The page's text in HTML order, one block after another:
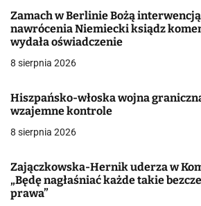
a
c
j
a
w
i
s
Zamach w Berlinie Bożą
nawrócenia Niemiecki ksiądz
wydała oświadczenie
8 sierpnia 2026
Hiszpańsko-włoska wojna
wzajemne kontrole
8 sierpnia 2026
Zajączkowska-Hernik uderza w
„Będę nagłaśniać każde takie
prawa”